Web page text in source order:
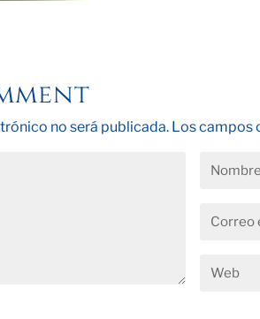
no será publicada. Los campos